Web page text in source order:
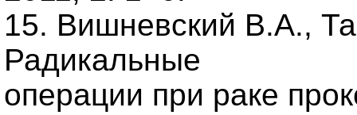
15. Вишневский В.А.,
Радикальные
операции при раке